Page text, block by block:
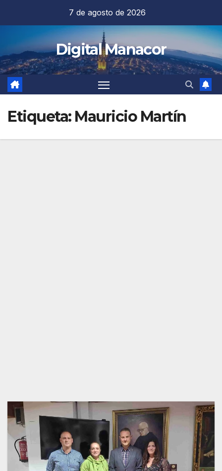
contenido
7 de agosto de 2026
Digital Manacor
Etiqueta: Mauricio Martín